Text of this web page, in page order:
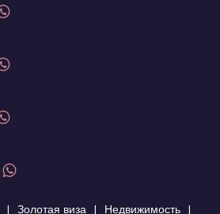
Золотая виза Недвижимость